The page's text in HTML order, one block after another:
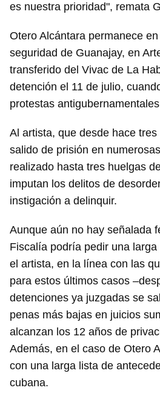
es nuestra prioridad", remata
Otero Alcántara permanece
seguridad de Guanajay, en
transferido del Vivac de La
detención el 11 de julio,
protestas
Al artista, que desde hace
salido de prisión en
realizado hasta tres huelgas
imputan los delitos de
instigación a delinquir.
Aunque aún no hay señalada
Fiscalía podría pedir una
el artista, en la línea con las
para estos últimos casos
detenciones ya juzgadas se
penas más bajas en juicios
alcanzan los 12 años de
Además, en el caso de Otero
con una larga lista de
cubana.